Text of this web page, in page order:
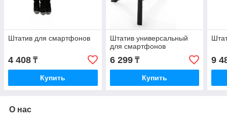
Штатив для смартфонов
4 408 ₸
Купить
Штатив универсальный
для смартфонов
6 299₸
Купить
9
О нас